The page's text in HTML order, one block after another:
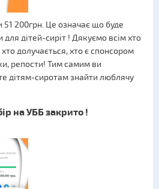
51 200грн. Це означає що буде
дітей-сиріт ! Дякуємо всім хто
долучається, хто є спонсором
репости! Тим самим ви
дітям-сиротам знайти люблячу
на УББ закрито !